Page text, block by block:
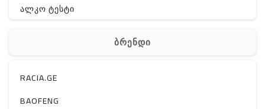
ალკო ტესტი
ელ. მოწყობილობები
მაგნიტი
ბრენდი
RACIA.GE
BAOFENG